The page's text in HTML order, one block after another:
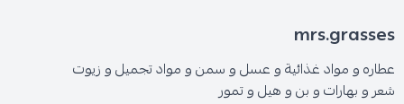
mrs.grasses
عطاره و مواد غذائية و عسل و سمن و مواد تجميل و زيوت
شعر و بهارات و بن و هيل و تمور